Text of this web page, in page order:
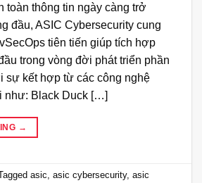
toàn thông tin ngày càng trở
đầu, ASIC Cybersecurity cung
tiên tiến giúp tích hợp
trong vòng đời phát triển phần
sự kết hợp từ các công nghệ
như: Black Duck […]
→
asic,asic cybersecurity,asic